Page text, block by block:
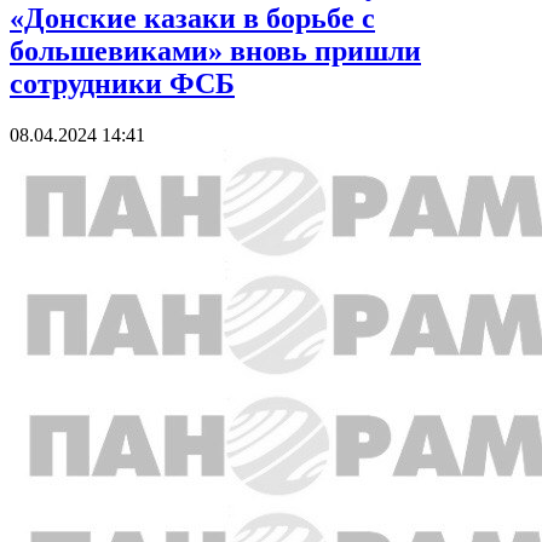
«Донские казаки в борьбе с
большевиками» вновь пришли
сотрудники ФСБ
08.04.2024 14:41